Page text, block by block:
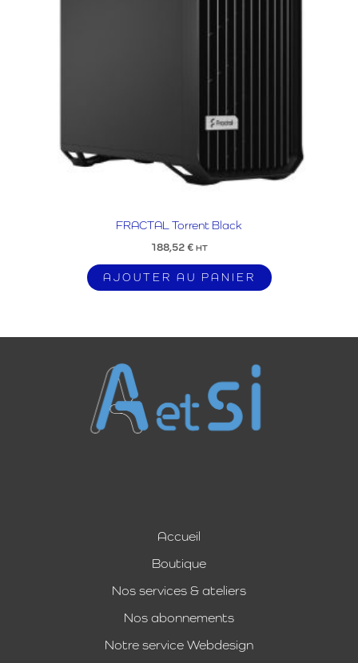
FRACTAL Torrent Black
188,52 € HT
AJOUTER AU PANIER
Accueil
Boutique
Nos services & ateliers
Nos abonnements
Notre service Webdesign